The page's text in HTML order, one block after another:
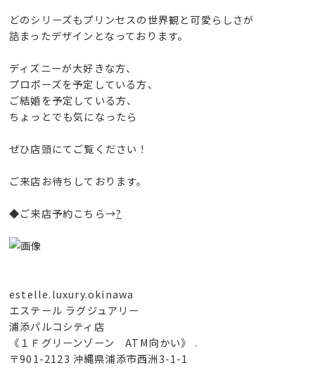
どのシリーズもプリンセスの世界観と可愛らしさが
詰まったデザインとなっております。
ディズニーが大好きな方、
プロポーズを予定している方、
ご結婚を予定している方、
ちょっとでも気になったら
ぜひ店頭にてご覧ください！
ご来店お待ちしております。
◆ご来店予約こちら→?
estelle.luxury.okinawa
エステール ラグジュアリー
浦添パルコシティ店
《１Ｆグリーンゾーン ATM向かい》 .
〒901-2123 沖縄県浦添市西洲3-1-1